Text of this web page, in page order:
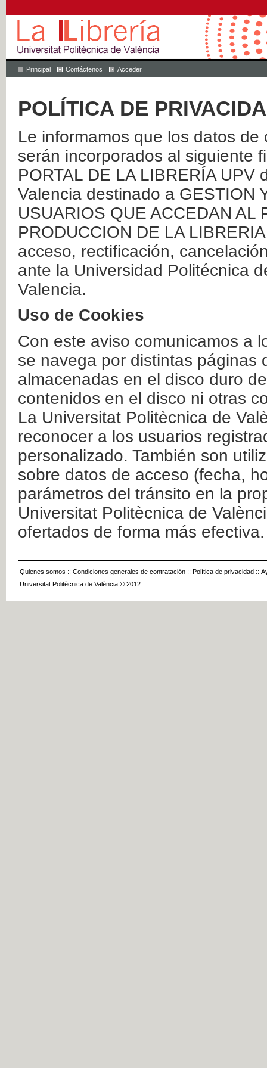
Principal Contáctenos Acceder
POLÍTICA DE
Le informamos que los datos
serán incorporados al siguiente
PORTAL DE LA LIBRERÍA
Valencia destinado a GESTION
USUARIOS QUE ACCEDAN AL
PRODUCCION DE LA
acceso, rectificación,
ante la Universidad Politécnica
Valencia.
Uso de Cookies
Con este aviso comunicamos a
se navega por distintas páginas
almacenadas en el disco duro
contenidos en el disco ni otras
La Universitat Politècnica de
reconocer a los usuarios
personalizado. También son
sobre datos de acceso (fecha,
parámetros del tránsito en la
Universitat Politècnica de
ofertados de forma más efectiva.
Quienes somos :: Condiciones generales de contratación :: Política de privacidad ::
Universitat Politècnica de València © 2012